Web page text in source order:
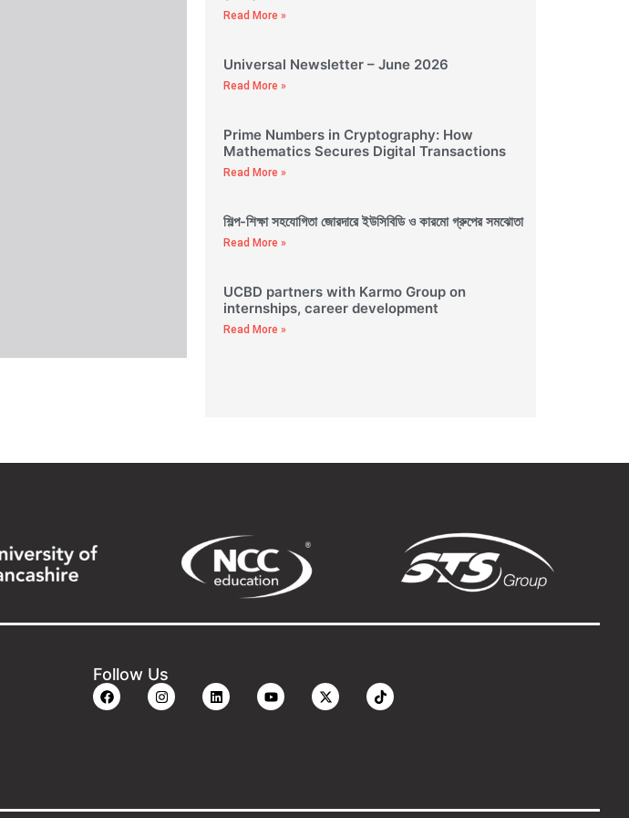
Read More »
Universal Newsletter – June 2026
Read More »
Prime Numbers in Cryptography: How
Mathematics Secures Digital Transactions
Read More »
শিল্প-শিক্ষা সহযোগিতা জোরদারে ইউসিবিডি ও কারমো গ্রুপের সমঝোতা
Read More »
UCBD partners with Karmo Group on
internships, career development
Read More »
Follow Us